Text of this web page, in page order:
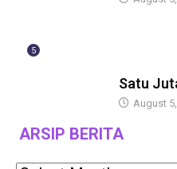
5
Satu
August
ARSIP BERITA